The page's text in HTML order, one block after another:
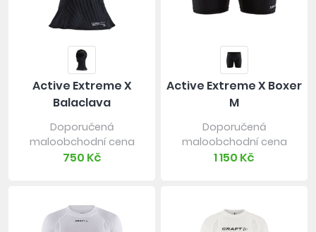
Active Extreme X
Balaclava
Doporučená
maloobchodní cena
750 Kč
Active Extreme X Boxer
M
Doporučená
maloobchodní cena
1 150 Kč